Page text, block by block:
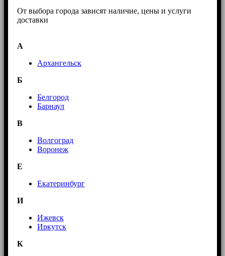
От выбора города зависят наличие, цены и услуги
доставки
А
Архангельск
Б
Белгород
Барнаул
В
Волгоград
Воронеж
E
Екатеринбург
И
Ижевск
Иркутск
К